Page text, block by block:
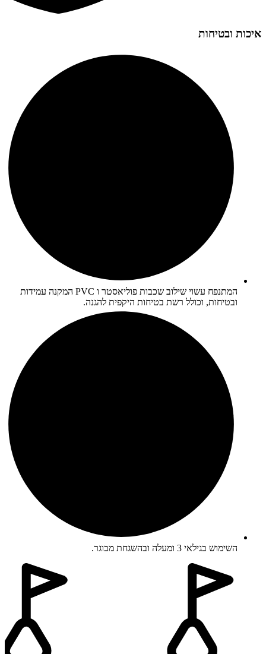
איכות ובטיחות
המתנפח עשוי שילוב שכבות פוליאסטר ו PVC המקנה עמידות
ובטיחות, וכולל רשת בטיחות היקפית להגנה.
השימוש בגילאי 3 ומעלה ובהשגחת מבוגר.